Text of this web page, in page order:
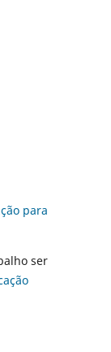
para
ser